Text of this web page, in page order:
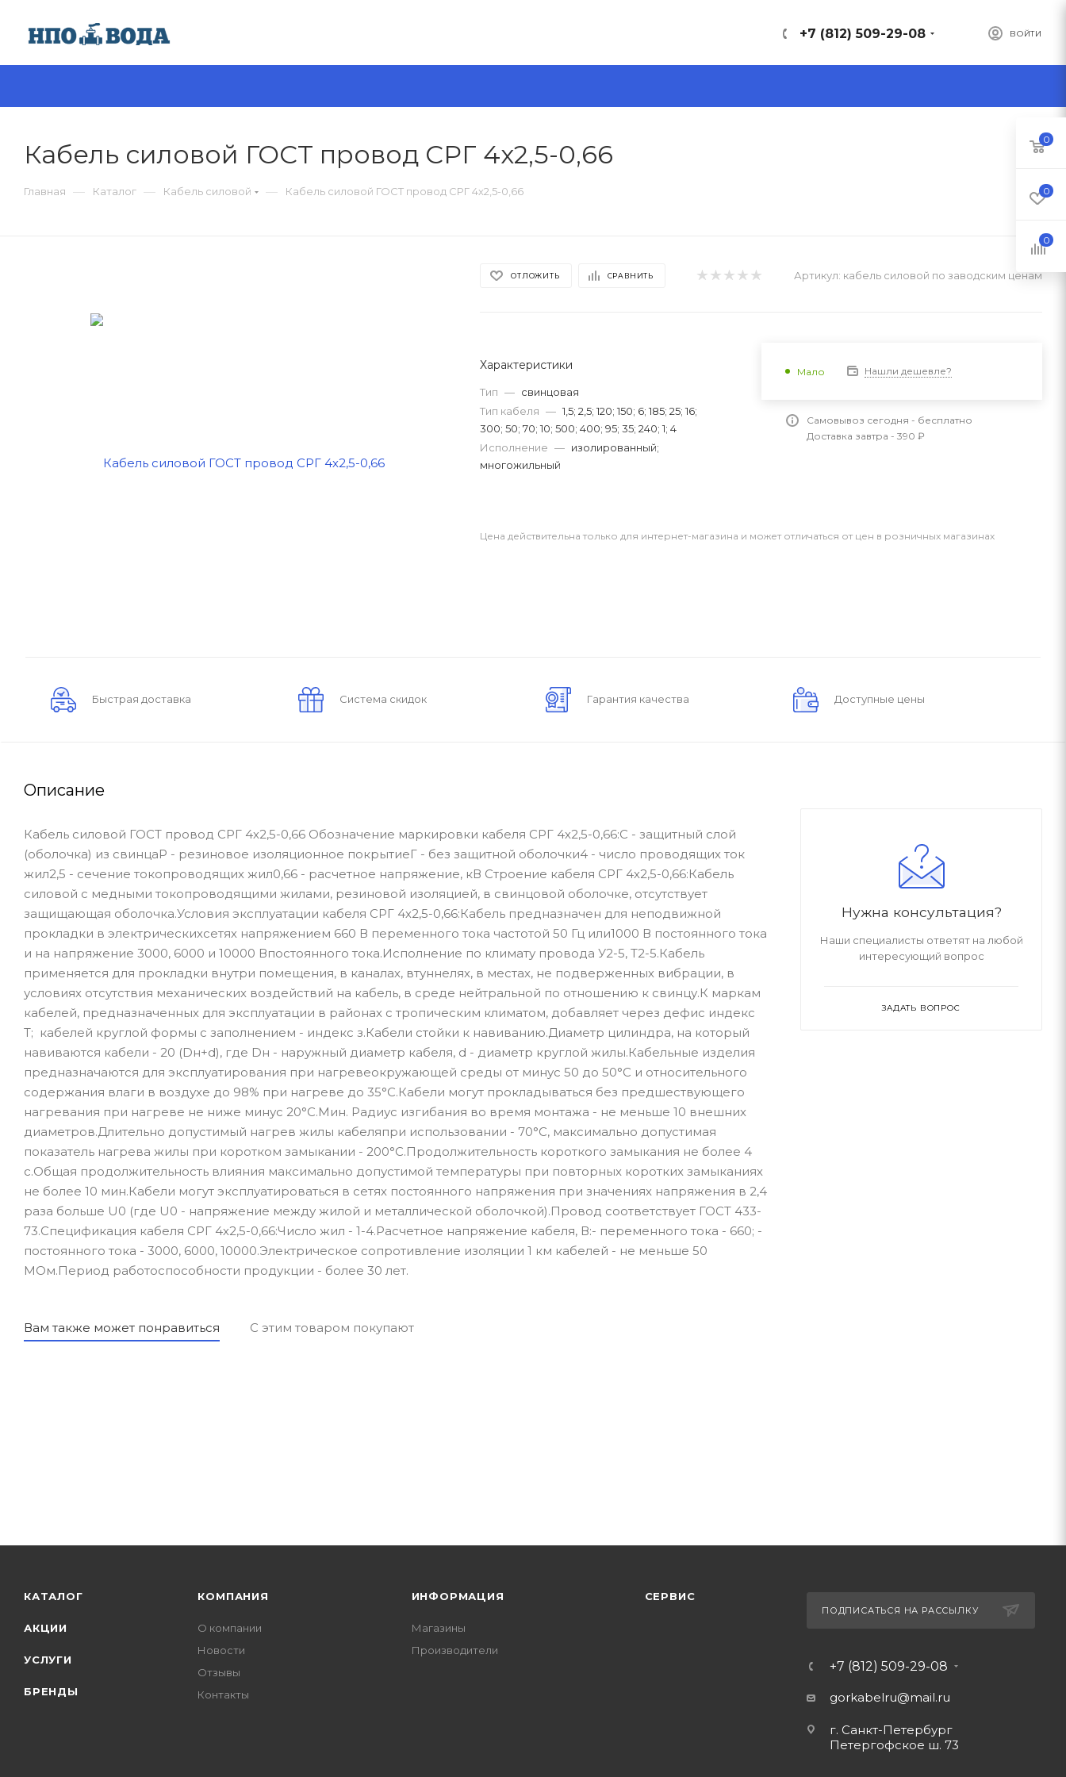
ВОЙТИ
+7 (812) 509-29-08
Кабель силовой ГОСТ провод СРГ 4х2,5-0,66
Главная — Каталог — Кабель силовой — Кабель силовой ГОСТ провод СРГ 4х2,5-0,66
ОТЛОЖИТЬ СРАВНИТЬ Артикул: кабель силовой по заводским ценам
Характеристики
Тип — свинцовая
Тип кабеля — 1,5; 2,5; 120; 150; 6; 185; 25; 16;
300; 50; 70; 10; 500; 400; 95; 35; 240; 1; 4
Исполнение — изолированный;
многожильный
Мало Нашли дешевле?
Самовывоз сегодня - бесплатно
Доставка завтра - 390 ₽
Цена действительна только для интернет-магазина и может отличаться от цен в розничных магазинах
Быстрая доставка Система скидок Гарантия качества Доступные цены
Описание
Кабель силовой ГОСТ провод СРГ 4х2,5-0,66 Обозначение маркировки кабеля СРГ 4х2,5-0,66:С - защитный слой
(оболочка) из свинцаР - резиновое изоляционное покрытиеГ - без защитной оболочки4 - число проводящих ток
жил2,5 - сечение токопроводящих жил0,66 - расчетное напряжение, кВ Строение кабеля СРГ 4х2,5-0,66:Кабель
силовой с медными токопроводящими жилами, резиновой изоляцией, в свинцовой оболочке, отсутствует
защищающая оболочка.Условия эксплуатации кабеля СРГ 4х2,5-0,66:Кабель предназначен для неподвижной
прокладки в электрическихсетях напряжением 660 В переменного тока частотой 50 Гц или1000 В постоянного тока
и на напряжение 3000, 6000 и 10000 Впостоянного тока.Исполнение по климату провода У2-5, Т2-5.Кабель
применяется для прокладки внутри помещения, в каналах, втуннелях, в местах, не подверженных вибрации, в
условиях отсутствия механических воздействий на кабель, в среде нейтральной по отношению к свинцу.К маркам
кабелей, предназначенных для эксплуатации в районах с тропическим климатом, добавляет через дефис индекс
Т; кабелей круглой формы с заполнением - индекс з.Кабели стойки к навиванию.Диаметр цилиндра, на который
навиваются кабели - 20 (Dн+d), где Dн - наружный диаметр кабеля, d - диаметр круглой жилы.Кабельные изделия
предназначаются для эксплуатирования при нагревеокружающей среды от минус 50 до 50°С и относительного
содержания влаги в воздухе до 98% при нагреве до 35°С.Кабели могут прокладываться без предшествующего
нагревания при нагреве не ниже минус 20°С.Мин. Радиус изгибания во время монтажа - не меньше 10 внешних
диаметров.Длительно допустимый нагрев жилы кабеляпри использовании - 70°С, максимально допустимая
показатель нагрева жилы при коротком замыкании - 200°С.Продолжительность короткого замыкания не более 4
с.Общая продолжительность влияния максимально допустимой температуры при повторных коротких замыканиях
не более 10 мин.Кабели могут эксплуатироваться в сетях постоянного напряжения при значениях напряжения в 2,4
раза больше U0 (где U0 - напряжение между жилой и металлической оболочкой).Провод соответствует ГОСТ 433-
73.Спецификация кабеля СРГ 4х2,5-0,66:Число жил - 1-4.Расчетное напряжение кабеля, В:- переменного тока - 660; -
постоянного тока - 3000, 6000, 10000.Электрическое сопротивление изоляции 1 км кабелей - не меньше 50
МОм.Период работоспособности продукции - более 30 лет.
Вам также может понравиться С этим товаром покупают
Нужна консультация?
Наши специалисты ответят на любой
интересующий вопрос
ЗАДАТЬ ВОПРОС
КАТАЛОГ
АКЦИИ
УСЛУГИ
БРЕНДЫ
КОМПАНИЯ
О компании
Новости
Отзывы
Контакты
ИНФОРМАЦИЯ
Магазины
Производители
СЕРВИС
ПОДПИСАТЬСЯ НА РАССЫЛКУ
+7 (812) 509-29-08
gorkabelru@mail.ru
г. Санкт-Петербург
Петергофское ш. 73
0
0
0